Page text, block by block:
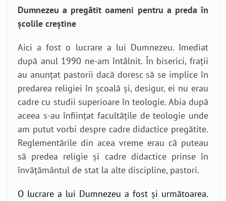
Dumnezeu a pregătit oameni pentru a preda în
școlile creștine
Aici a fost o lucrare a lui Dumnezeu. Imediat
după anul 1990 ne-am întâlnit. În biserici, frații
au anunțat pastorii dacă doresc să se implice în
predarea religiei în școală și, desigur, ei nu erau
cadre cu studii superioare în teologie. Abia după
aceea s-au înființat facultățile de teologie unde
am putut vorbi despre cadre didactice pregătite.
Reglementările din acea vreme erau că puteau
să predea religie și cadre didactice prinse în
învățământul de stat la alte discipline, pastori.
O lucrare a lui Dumnezeu a fost și următoarea.